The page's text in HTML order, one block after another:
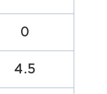
0
4.5